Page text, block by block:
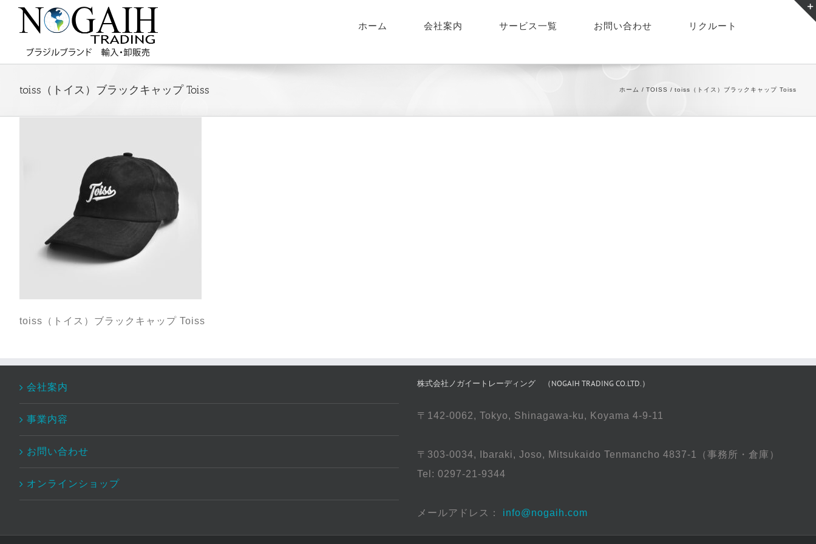
ホーム 会社案内 サービス一覧 お問い合わせ リクルート
toiss（トイス）ブラックキャップ Toiss ホーム TOISS toiss（トイス）ブラックキャップ Toiss
toiss（トイス）ブラックキャップ Toiss
会社案内
事業内容
お問い合わせ
オンラインショップ
株式会社ノガイートレーディング （NOGAIH TRADING CO.LTD.）
〒142-0062, Tokyo, Shinagawa-ku, Koyama 4-9-11
〒303-0034, Ibaraki, Joso, Mitsukaido Tenmancho 4837-1（事務所・倉庫）
Tel: 0297-21-9344
メールアドレス： info@nogaih.com